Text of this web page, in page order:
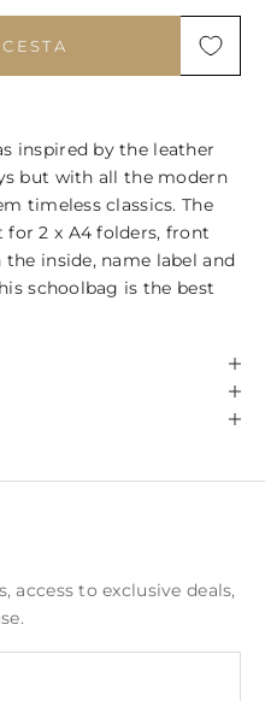
inspired by the leather
but with all the modern
timeless classics. The
2 x A4 folders, front
inside, name label and
schoolbag is the best
access to exclusive deals,